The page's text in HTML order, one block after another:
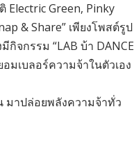
Electric Green, Pinky
& Share” เพียงโพสต์รูป
จกรรม “LAB บ้า DANCE
เบลอร์ความจ้าในตัวเอง
มาปล่อยพลังความจ้าทั่ว